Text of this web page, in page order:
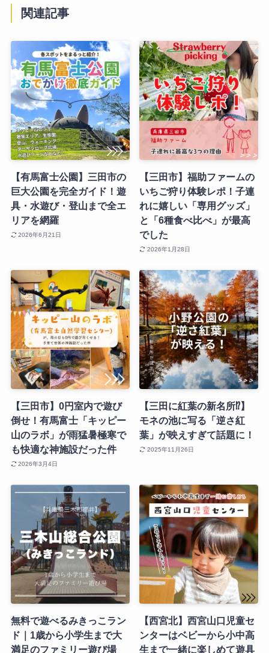
関連記事
【有馬富士公園】三田市の
巨大公園を完全ガイド！遊
具・水遊び・登山まで全エ
リアを網羅
2026年6月21日
【三田市】福助ファームの
いちご狩り体験レポ！子連
れに嬉しい「専用グッズ」
と「6種食べ比べ」が最高
でした
2026年1月28日
【三田市】0円室内で遊び
倒せ！有馬富士「キッピー
山のラボ」が雨猛暑極寒で
も快適な神施設だった件
2026年3月4日
【三田に紅葉の新名所⁉︎】
モネの池に写る「逆さ紅
葉」が映えすぎて話題に！
2025年11月26日
無料で遊べるみきっこラン
ド｜1歳から小学生まで大
満足のファミリー遊び場
【西宮北】西宮山口児童セ
ンターはベビーから小中高
生まで一緒に楽しめて遊具